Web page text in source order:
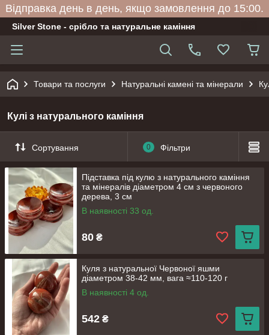
Відправка день в день, якщо замовлення до 15:00.
Silver Stone - срібло та натуральне каміння
Товари та послуги Натуральні камені та мінерали
Кулі з натурального каміння
Сортування 0 Фільтри
Підставка під кулю з натурального каміння
та мінералів діаметром 4 см з червоного
дерева, 3 см
В наявності 33 од.
80 ₴
Куля з натуральної Червоної яшми
діаметром 38-42 мм, вага ≈110-120 г
В наявності 4 од.
542 ₴